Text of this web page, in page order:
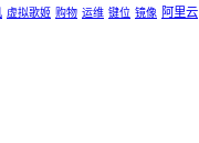
虚拟歌姬 购物 运维 键位 镜像 阿里云